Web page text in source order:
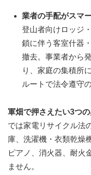
業者の手配がスマ
登山者向けロッジ
鎖に伴う客室什器
撤去。事業者から
り、家庭の集積所
ルートで法令遵守
軍畑で押さえたい3つ
では家電リサイクル法
庫、洗濯機・衣類乾燥
ピアノ、消火器、耐火
ません。